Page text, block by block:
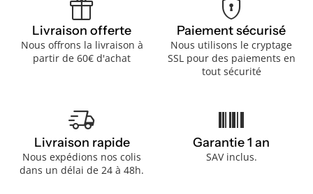
featured_seasonal_and_gifts
Livraison offerte
Nous offrons la livraison à
partir de 60€ d'achat
encrypted
Paiement sécurisé
Nous utilisons le cryptage
SSL pour des paiements en
tout sécurité
delivery_truck_speed
Livraison rapide
Nous expédions nos colis
dans un délai de 24 à 48h.
barcode
Garantie 1 an
SAV inclus.